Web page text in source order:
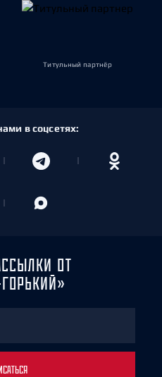
Титульный партнёр
в соцсетях:
ОТ